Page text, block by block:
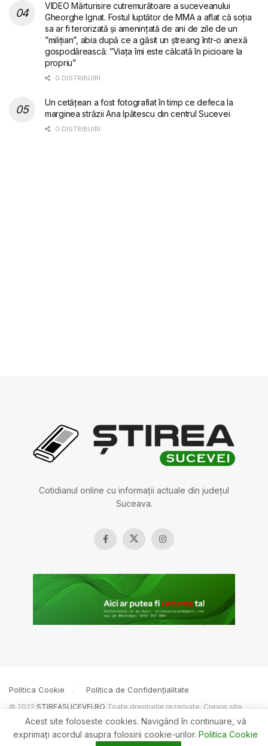
VIDEO Mărturisire cutremurătoare a suceveanului
Gheorghe Ignat. Fostul luptător de MMA a aflat că soția
sa ar fi terorizată și amenințată de ani de zile de un
”milițian”, abia după ce a găsit un ștreang într-o anexă
gospodărească: ”Viața îmi este călcată în picioare la
propriu”
0 DISTRIBUIRI
Un cetățean a fost fotografiat în timp ce defeca la
marginea străzii Ana Ipătescu din centrul Sucevei
0 DISTRIBUIRI
Cotidianul online cu informații actuale din județul
Suceava.
Politica Cookie Politica de Confidențialitate
© 2022 ȘTIREASUCEVEI.RO Toate drepturile rezervate. Creare site
BOSSNET
Acest site foloseste cookies. Navigând în continuare, vă
exprimaţi acordul asupra folosirii cookie-urilor. Politica Cookie